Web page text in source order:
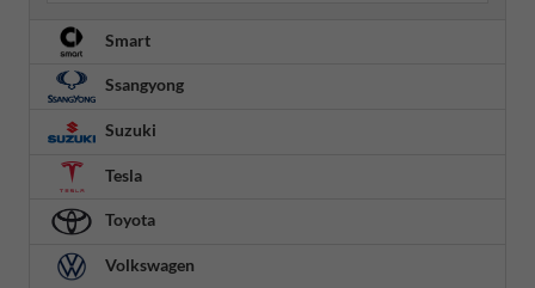
Smart
Ssangyong
Suzuki
Tesla
Toyota
Volkswagen